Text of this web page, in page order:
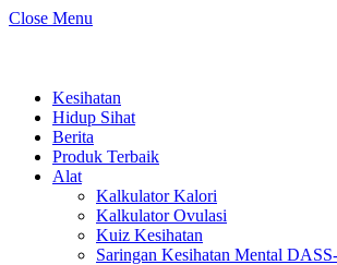
Close Menu
Kesihatan
Hidup Sihat
Berita
Produk Terbaik
Alat
Kalkulator Kalori
Kalkulator Ovulasi
Kuiz Kesihatan
Saringan Kesihatan Mental